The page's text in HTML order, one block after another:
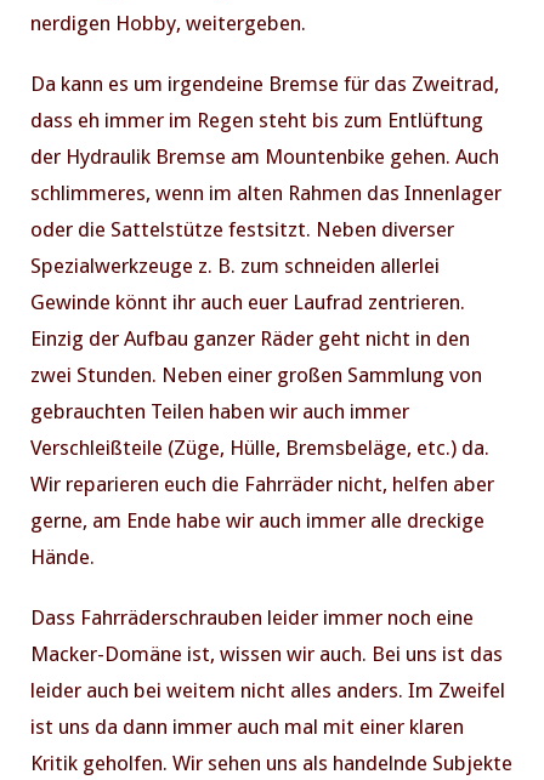
nerdigen Hobby, weitergeben.
Da kann es um irgendeine Bremse für das Zweitrad,
dass eh immer im Regen steht bis zum Entlüftung
der Hydraulik Bremse am Mountenbike gehen. Auch
schlimmeres, wenn im alten Rahmen das Innenlager
oder die Sattelstütze festsitzt. Neben diverser
Spezialwerkzeuge z. B. zum schneiden allerlei
Gewinde könnt ihr auch euer Laufrad zentrieren.
Einzig der Aufbau ganzer Räder geht nicht in den
zwei Stunden. Neben einer großen Sammlung von
gebrauchten Teilen haben wir auch immer
Verschleißteile (Züge, Hülle, Bremsbeläge, etc.) da.
Wir reparieren euch die Fahrräder nicht, helfen aber
gerne, am Ende habe wir auch immer alle dreckige
Hände.
Dass Fahrräderschrauben leider immer noch eine
Macker-Domäne ist, wissen wir auch. Bei uns ist das
leider auch bei weitem nicht alles anders. Im Zweifel
ist uns da dann immer auch mal mit einer klaren
Kritik geholfen. Wir sehen uns als handelnde Subjekte